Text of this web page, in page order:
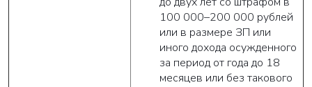
100 000–200 000 рублей
или в размере ЗП или
иного дохода осужденного
за период от года до 18
месяцев или без такового